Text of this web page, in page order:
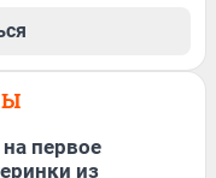
первое
из